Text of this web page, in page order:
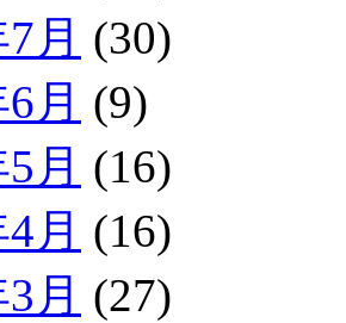
月 (30)
月 (9)
月 (16)
月 (16)
月 (27)